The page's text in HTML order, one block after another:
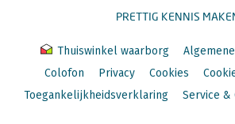
PRETTIG KENNIS
Thuiswinkel waarborg
Colofon
Privacy Cookies
Toegankelijkheidsverklaring
Service &